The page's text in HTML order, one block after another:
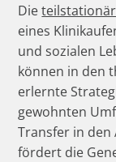
Die
eines
und sozialen
können in den
erlernte
gewohnten
Transfer in
fördert die